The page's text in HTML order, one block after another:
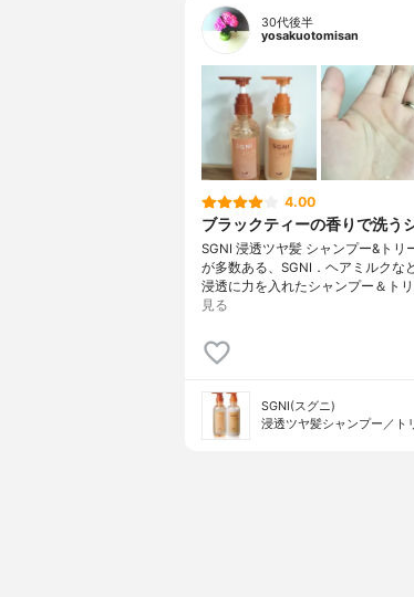
30代後半
yosakuotomisan
4.00
ブラックティーの香りで洗う
SGNI 浸透ツヤ髪 シャンプー&トリ
が多数ある、SGNI．ヘアミルクな
浸透に力を入れたシャンプー＆ト
見る
SGNI(スグニ)
浸透ツヤ髪シャンプー／ト